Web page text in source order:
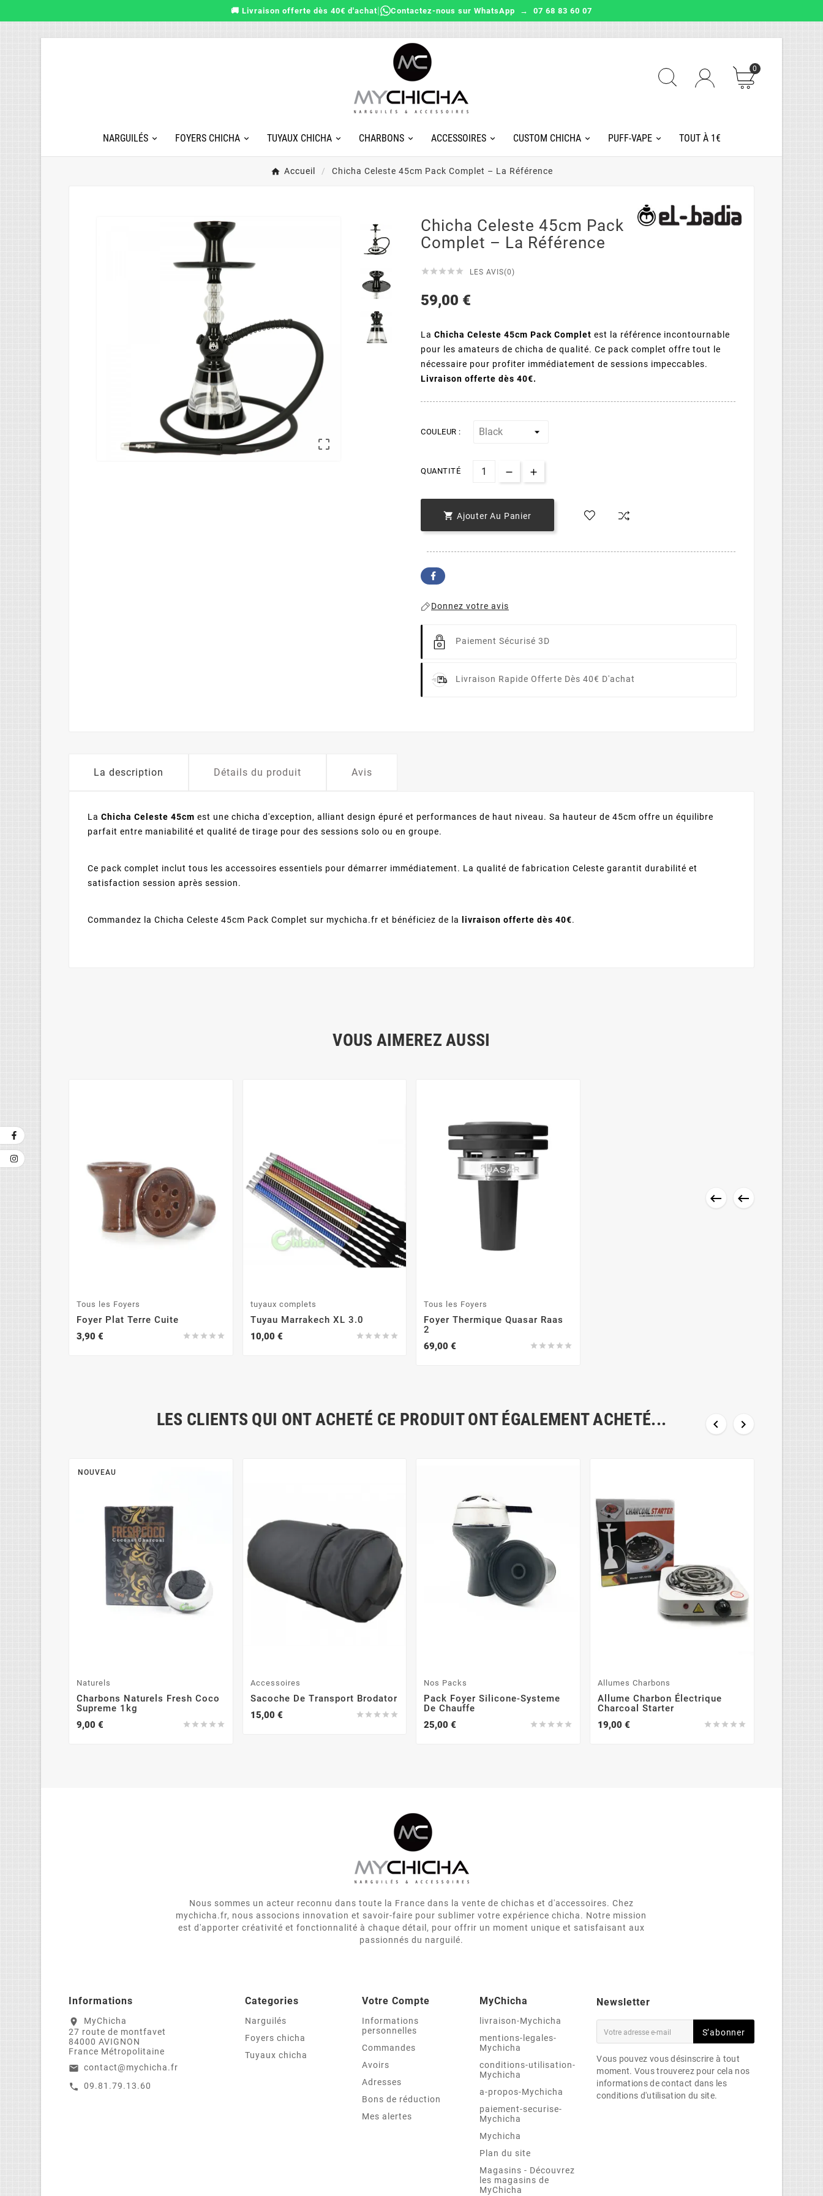
🚚 Livraison offerte dès 40€ d'achat| Contactez-nous sur WhatsApp → 07 68 83 60 07
0
NARGUILÉS FOYERS CHICHA TUYAUX CHICHA CHARBONS ACCESSOIRES CUSTOM CHICHA PUFF-VAPE TOUT À 1€
Accueil Chicha Celeste 45cm Pack Complet – La Référence

Chicha Celeste 45cm Pack
Complet – La Référence
     LES AVIS(0)
59,00 €
La Chicha Celeste 45cm Pack Complet est la référence incontournable
pour les amateurs de chicha de qualité. Ce pack complet offre tout le
nécessaire pour profiter immédiatement de sessions impeccables.
Livraison offerte dès 40€.
COULEUR :
QUANTITÉ
 Ajouter Au Panier
Donnez votre avis
Paiement Sécurisé 3D
Livraison Rapide Offerte Dès 40€ D'achat
La description Détails du produit Avis
LaChicha Celeste 45cm est une chicha d'exception, alliant design épuré et performances de haut niveau. Sa hauteur de 45cm offre un équilibre
parfait entre maniabilité et qualité de tirage pour des sessions solo ou en groupe.
Ce pack complet inclut tous les accessoires essentiels pour démarrer immédiatement. La qualité de fabrication Celeste garantit durabilité et
satisfaction session après session.
Commandez la Chicha Celeste 45cm Pack Complet sur mychicha.fr et bénéficiez de la livraison offerte dès 40€.
VOUS AIMEREZ AUSSI
 
Tous les Foyers
Foyer Plat Terre Cuite
    
3,90 €
tuyaux complets
Tuyau Marrakech XL 3.0
    
10,00 €
Tous les Foyers
Foyer Thermique Quasar Raas
2
    
69,00 €
LES CLIENTS QUI ONT ACHETÉ CE PRODUIT ONT ÉGALEMENT ACHETÉ...  
NOUVEAU
Naturels
Charbons Naturels Fresh Coco
Supreme 1kg
    
9,00 €
Accessoires
Sacoche De Transport Brodator
    
15,00 €
Nos Packs
Pack Foyer Silicone-Systeme
De Chauffe
    
25,00 €
Allumes Charbons
Allume Charbon Électrique
Charcoal Starter
    
19,00 €
Nous sommes un acteur reconnu dans toute la France dans la vente de chichas et d'accessoires. Chez
mychicha.fr, nous associons innovation et savoir-faire pour sublimer votre expérience chicha. Notre mission
est d'apporter créativité et fonctionnalité à chaque détail, pour offrir un moment unique et satisfaisant aux
passionnés du narguilé.
Informations
location_on
MyChicha
27 route de montfavet
84000 AVIGNON
France Métropolitaine
email contact@mychicha.fr
call 09.81.79.13.60
Categories
Narguilés
Foyers chicha
Tuyaux chicha
Votre Compte
Informations
personnelles
Commandes
Avoirs
Adresses
Bons de réduction
Mes alertes
MyChicha
livraison-Mychicha
mentions-legales-
Mychicha
conditions-utilisation-
Mychicha
a-propos-Mychicha
paiement-securise-
Mychicha
Mychicha
Plan du site
Magasins - Découvrez
les magasins de
MyChicha
Newsletter
S’abonner
Vous pouvez vous désinscrire à tout
moment. Vous trouverez pour cela nos
informations de contact dans les
conditions d'utilisation du site.